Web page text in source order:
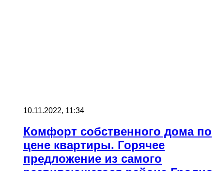
10.11.2022, 11:34
Комфорт собственного дома по
цене квартиры. Горячее
предложение из самого